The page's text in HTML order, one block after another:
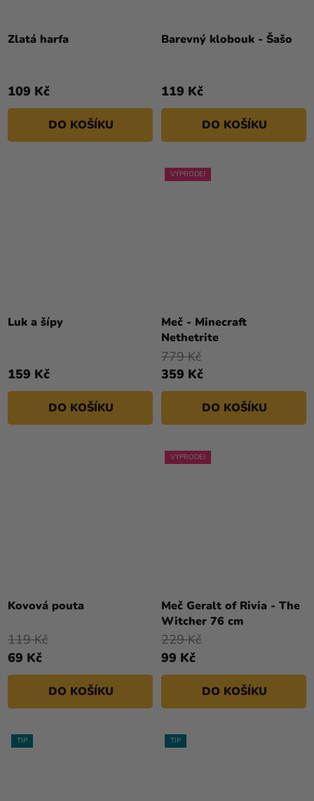
Zlatá harfa
109 Kč
DO KOŠÍKU
Barevný klobouk - Šašo
119 Kč
DO KOŠÍKU
Luk a šípy
159 Kč
DO KOŠÍKU
VÝPRODEJ
Meč - Minecraft
Nethetrite
359 Kč
779 Kč
DO KOŠÍKU
Kovová pouta
69 Kč
119 Kč
DO KOŠÍKU
VÝPRODEJ
Meč Geralt of Rivia - The
Witcher 76 cm
99 Kč
229 Kč
DO KOŠÍKU
TIP TIP